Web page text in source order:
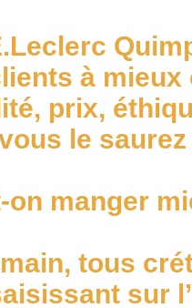
à
prix,
le
on manger
tous
sur